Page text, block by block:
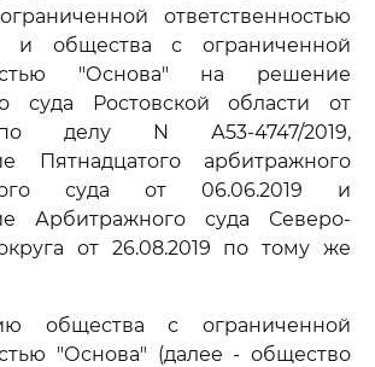
ответственностью
и общества с ограниченной
"Основа" на решение
суда Ростовской области от
по делу N А53-4747/2019,
Пятнадцатого арбитражного
суда от 06.06.2019 и
Арбитражного суда Северо-
от 26.08.2019 по тому же
общества с ограниченной
"Основа" (далее - общество